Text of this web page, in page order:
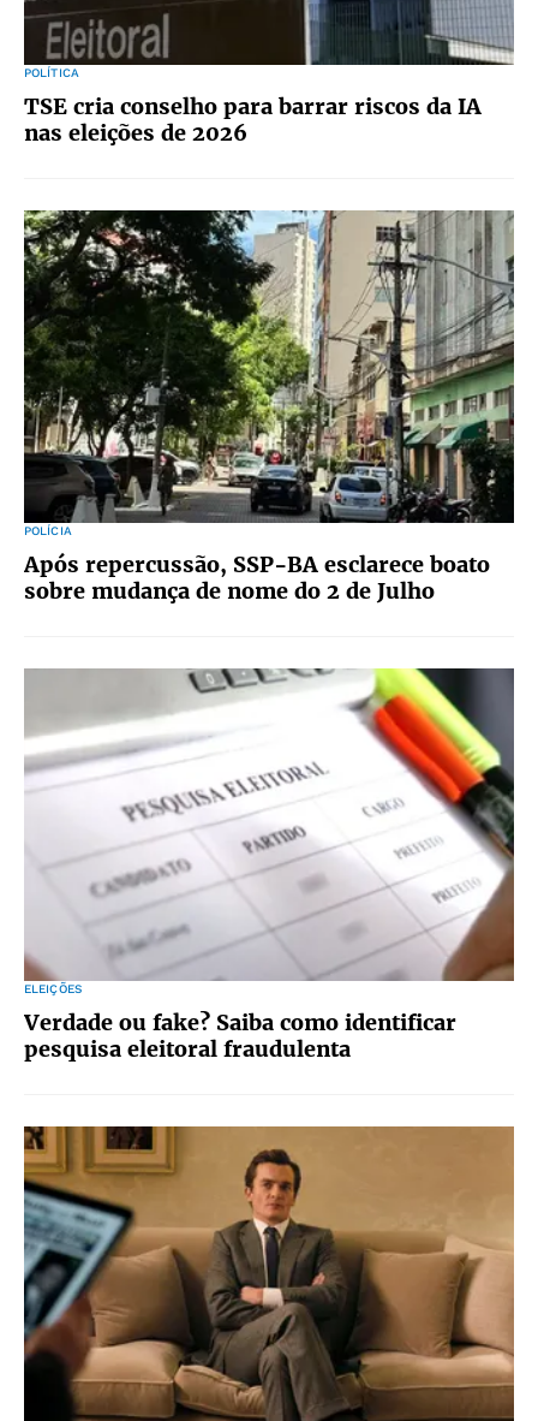
POLÍTICA
TSE cria conselho para barrar riscos da IA
nas eleições de 2026
POLÍCIA
Após repercussão, SSP-BA esclarece boato
sobre mudança de nome do 2 de Julho
ELEIÇÕES
Verdade ou fake? Saiba como identificar
pesquisa eleitoral fraudulenta